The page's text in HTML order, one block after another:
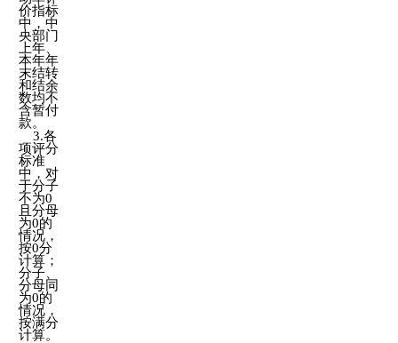
价指标
中，中
央部门
上年、
本年年
末结转
和结余
数均不
含暂付
款。
3.各
项评分
标准
中，对
于分子
不为0
且分母
为0的
情况，
按0分
计算；
分子、
分母同
为0的
情况，
按满分
计算。